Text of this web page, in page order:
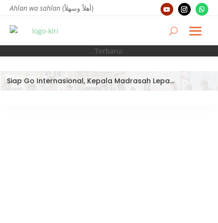
Ahlan wa sahlan (أهلاً وسهلاً)
Terbaru:
Siap Go Internasional, Kepala Madrasah Lepas Tim Robotik MTsN 3 Kota Padang Ikuti World Robotic Center Competition 2026 di Malaysia